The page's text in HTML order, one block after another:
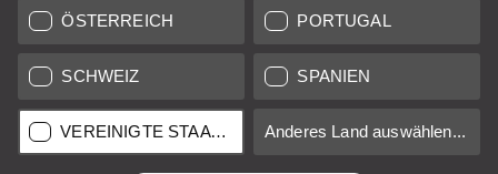
ÖSTERREICH PORTUGAL
SCHWEIZ SPANIEN
VEREINIGTE STAATEN Anderes Land auswählen...
Alle Preise von in der EU/UK ansässigen Anbietern inkl.
Mehrwertsteuer zzgl.Versandkostensofern nicht anders
Alle Preise von in den USA ansässigen Anbietern exkl. MwSt.